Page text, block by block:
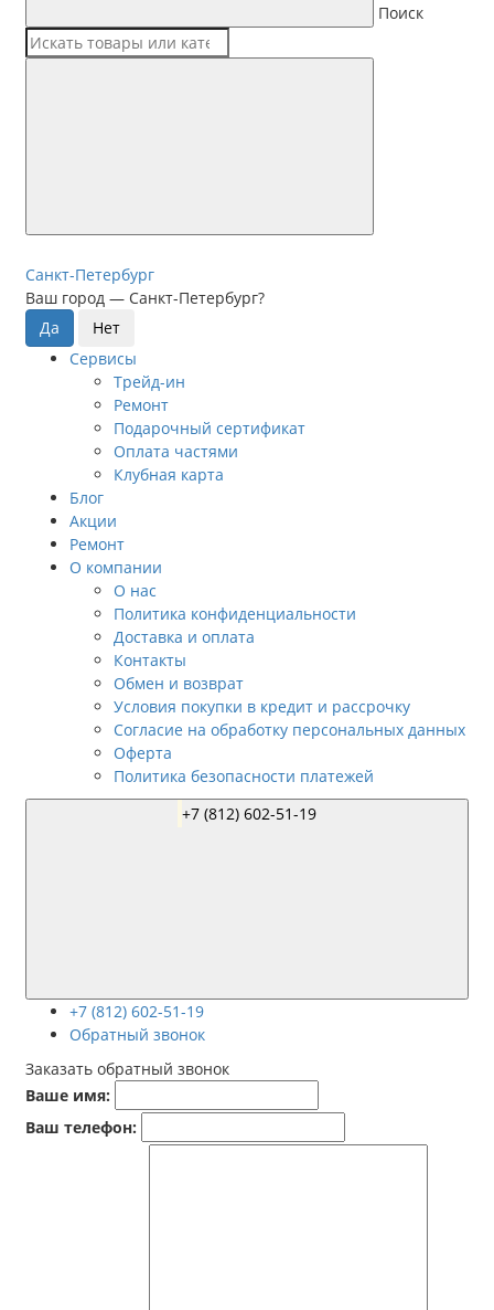
Поиск
Санкт-Петербург
Ваш город — Санкт-Петербург?
Сервисы
Трейд-ин
Ремонт
Подарочный сертификат
Оплата частями
Клубная карта
Блог
Акции
Ремонт
О компании
О нас
Политика конфиденциальности
Доставка и оплата
Контакты
Обмен и возврат
Условия покупки в кредит и рассрочку
Согласие на обработку персональных данных
Оферта
Политика безопасности платежей
+7 (812) 602-51-19
Обратный звонок
Заказать обратный звонок
Ваше имя:
Ваш телефон: